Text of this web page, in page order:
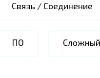
Связь / Соединение
ПО